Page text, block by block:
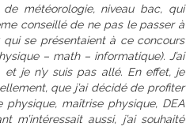
météorologie, niveau bac, qui
conseillé de ne pas le passer à
se présentaient à ce concours
– math – informatique). J’ai
je n’y suis pas allé. En effet, je
que j’ai décidé de profiter
physique, maîtrise physique, DEA
aussi, j’ai souhaité